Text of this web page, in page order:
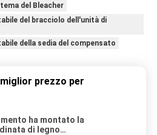
del Bleacher
del bracciolo dell'unità di
della sedia del compensato
prezzo per
ha montato la
di legno